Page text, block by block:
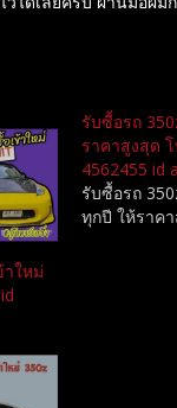
ใหม่
รับซื้อรถ
ราคาสูงสุด
4562455 id
รับซื้อรถ
ทุกปี ให้ราค